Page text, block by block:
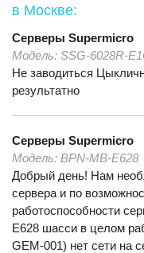
в Москве:
Серверы Supermicro
Модель: SSG-6028R-
Не заводиться
результатно
Серверы Supermicro
Модель: BPN-MB-E628
Добрый день! Нам
сервера и по
работоспособности
E628 шасси в целом
GEM-001) нет сети на